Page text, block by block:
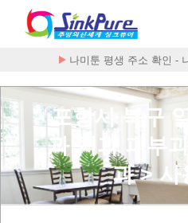
나미툰 평생 주소 확인 -
포항시 북구
과 치과 피부
과 > 사